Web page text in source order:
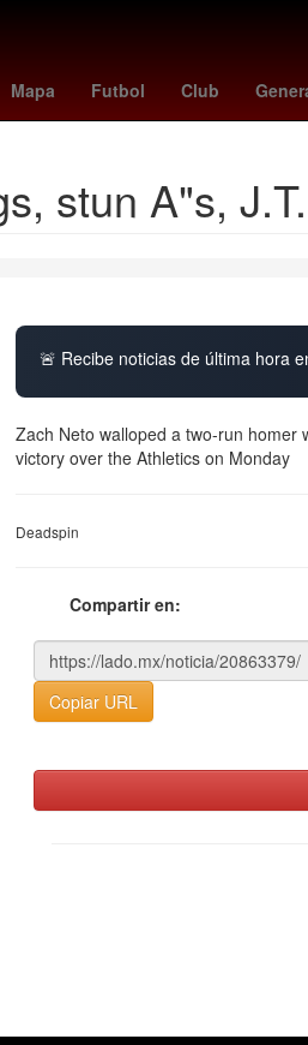
Mapa Futbol Club
primaria Guillermo Almada
stun A"s,
🚨 Recibe noticias de última hora
Zach Neto walloped a two-run homer
victory over the Athletics on Monday
Deadspin
Compartir en:
Copiar URL